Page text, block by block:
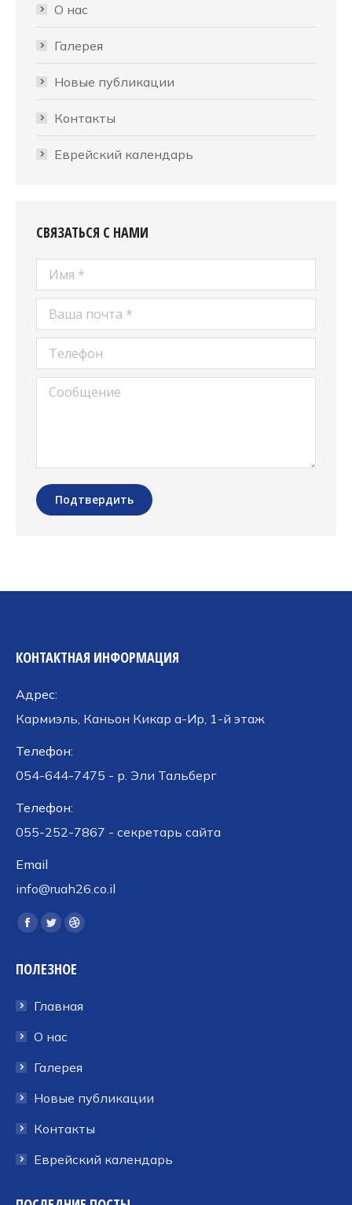
О нас
Галерея
Новые публикации
Контакты
Еврейский календарь
СВЯЗАТЬСЯ С НАМИ
Имя *
Ваша почта *
Телефон
Сообщение
Подтвердить
КОНТАКТНАЯ ИНФОРМАЦИЯ
Адрес:
Кармиэль, Каньон Кикар а-Ир, 1-й этаж
Телефон:
054-644-7475 - р. Эли Тальберг
Телефон:
055-252-7867 - секретарь сайта
Email
info@ruah26.co.il
Ищите нас:
Страница
открывается
новом
окне
Страница
открывается
новом
окне
Страница
открывается
новом
ПОЛЕЗНОЕ
Главная
О нас
Галерея
Новые публикации
Контакты
Еврейский календарь